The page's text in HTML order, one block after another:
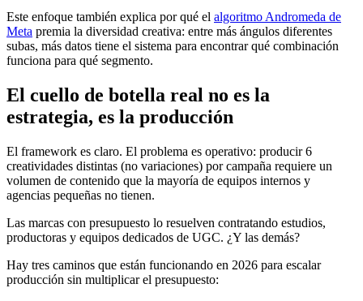
Este enfoque también explica por qué el algoritmo Andromeda de
Meta premia la diversidad creativa: entre más ángulos diferentes
subas, más datos tiene el sistema para encontrar qué combinación
funciona para qué segmento.
El cuello de botella real no es la
estrategia, es la producción
El framework es claro. El problema es operativo: producir 6
creatividades distintas (no variaciones) por campaña requiere un
volumen de contenido que la mayoría de equipos internos y
agencias pequeñas no tienen.
Las marcas con presupuesto lo resuelven contratando estudios,
productoras y equipos dedicados de UGC. ¿Y las demás?
Hay tres caminos que están funcionando en 2026 para escalar
producción sin multiplicar el presupuesto: